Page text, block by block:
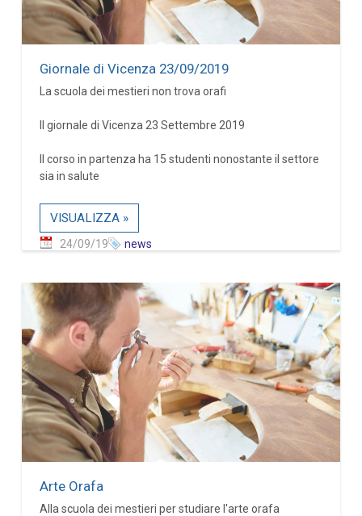
Giornale di Vicenza 23/09/2019
La scuola dei mestieri non trova orafi
Il giornale di Vicenza 23 Settembre 2019
Il corso in partenza ha 15 studenti nonostante il settore
sia in salute
VISUALIZZA »
24/09/19 news
Arte Orafa
Alla scuola dei mestieri per studiare l'arte orafa